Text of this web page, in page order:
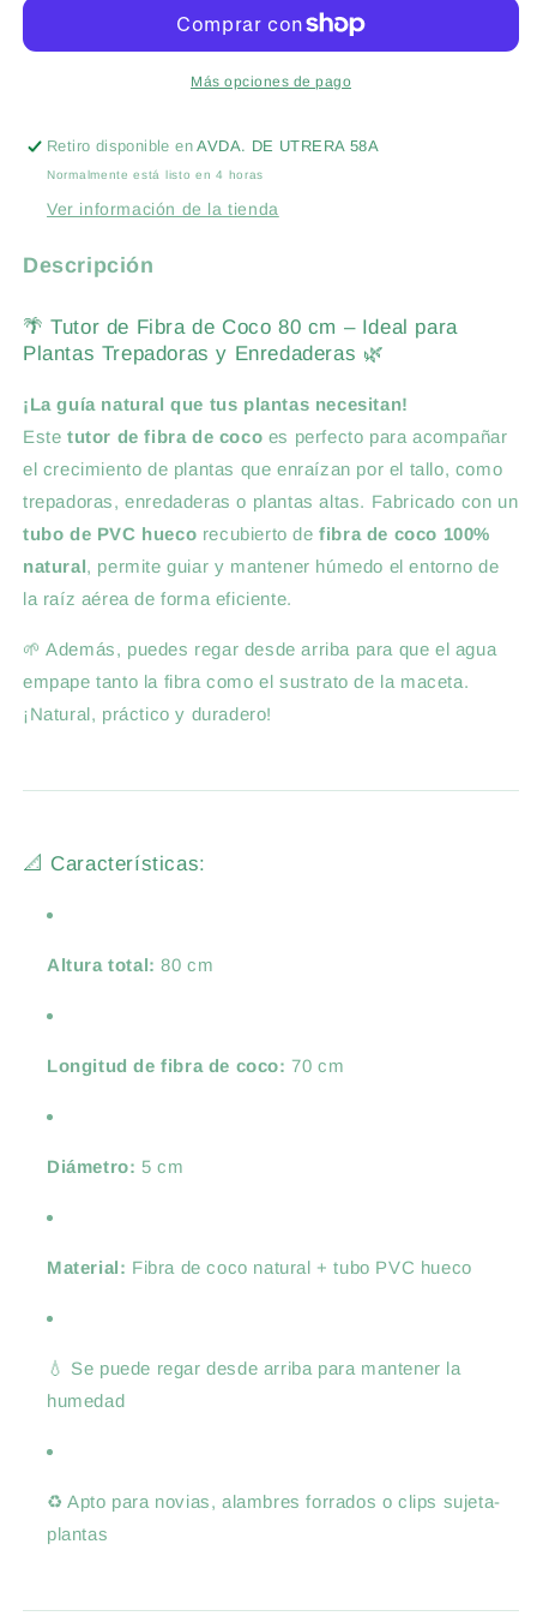
70-
COCO
70-
Más opciones de pago
Retiro disponible enAVDA. DE UTRERA 58A
Normalmente está listo en 4 horas
Ver información de la tienda
Descripción
🌴 Tutor de Fibra de Coco 80 cm – Ideal para
Plantas Trepadoras y Enredaderas 🌿
¡La guía natural que tus plantas necesitan!
Este tutor de fibra de coco es perfecto para acompañar
el crecimiento de plantas que enraízan por el tallo, como
trepadoras, enredaderas o plantas altas. Fabricado con un
tubo de PVC hueco recubierto defibra de coco 100%
natural, permite guiar y mantener húmedo el entorno de
la raíz aérea de forma eficiente.
🌱 Además, puedes regar desde arriba para que el agua
empape tanto la fibra como el sustrato de la maceta.
¡Natural, práctico y duradero!
📐 Características:
Altura total: 80 cm
Longitud de fibra de coco: 70 cm
Diámetro: 5 cm
Material: Fibra de coco natural + tubo PVC hueco
💧 Se puede regar desde arriba para mantener la
humedad
♻️ Apto para novias, alambres forrados o clips sujeta-
plantas